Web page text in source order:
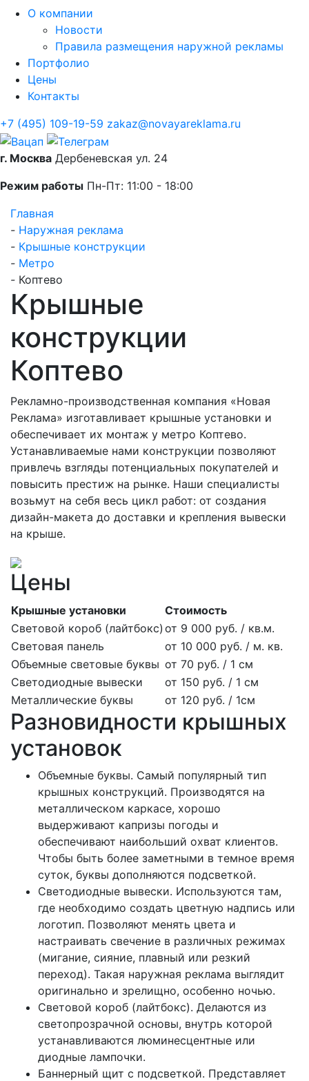
О компании
Новости
Правила размещения наружной рекламы
Портфолио
Цены
Контакты
+7 (495) 109-19-59 zakaz@novayareklama.ru
г. Москва Дербеневская ул. 24
Режим работы Пн-Пт: 11:00 - 18:00
Главная
- Наружная реклама
- Крышные конструкции
- Метро
- Коптево
Крышные
конструкции
Коптево
Рекламно-производственная компания «Новая
Реклама» изготавливает крышные установки и
обеспечивает их монтаж у метро Коптево.
Устанавливаемые нами конструкции позволяют
привлечь взгляды потенциальных покупателей и
повысить престиж на рынке. Наши специалисты
возьмут на себя весь цикл работ: от создания
дизайн-макета до доставки и крепления вывески
на крыше.
Цены
Крышные установки
Стоимость
Световой короб (лайтбокс) от 9 000 руб. / кв.м.
Световая панель
от 10 000 руб. / м. кв.
Объемные световые буквы от 70 руб. / 1 см
Светодиодные вывески
от 150 руб. / 1 см
Металлические буквы
от 120 руб. / 1см
Разновидности крышных
установок
Объемные буквы. Самый популярный тип
крышных конструкций. Производятся на
металлическом каркасе, хорошо
выдерживают капризы погоды и
обеспечивают наибольший охват клиентов.
Чтобы быть более заметными в темное время
суток, буквы дополняются подсветкой.
Светодиодные вывески. Используются там,
где необходимо создать цветную надпись или
логотип. Позволяют менять цвета и
настраивать свечение в различных режимах
(мигание, сияние, плавный или резкий
переход). Такая наружная реклама выглядит
оригинально и зрелищно, особенно ночью.
Световой короб (лайтбокс). Делаются из
светопрозрачной основы, внутрь которой
устанавливаются люминесцентные или
диодные лампочки.
Баннерный щит с подсветкой. Представляет